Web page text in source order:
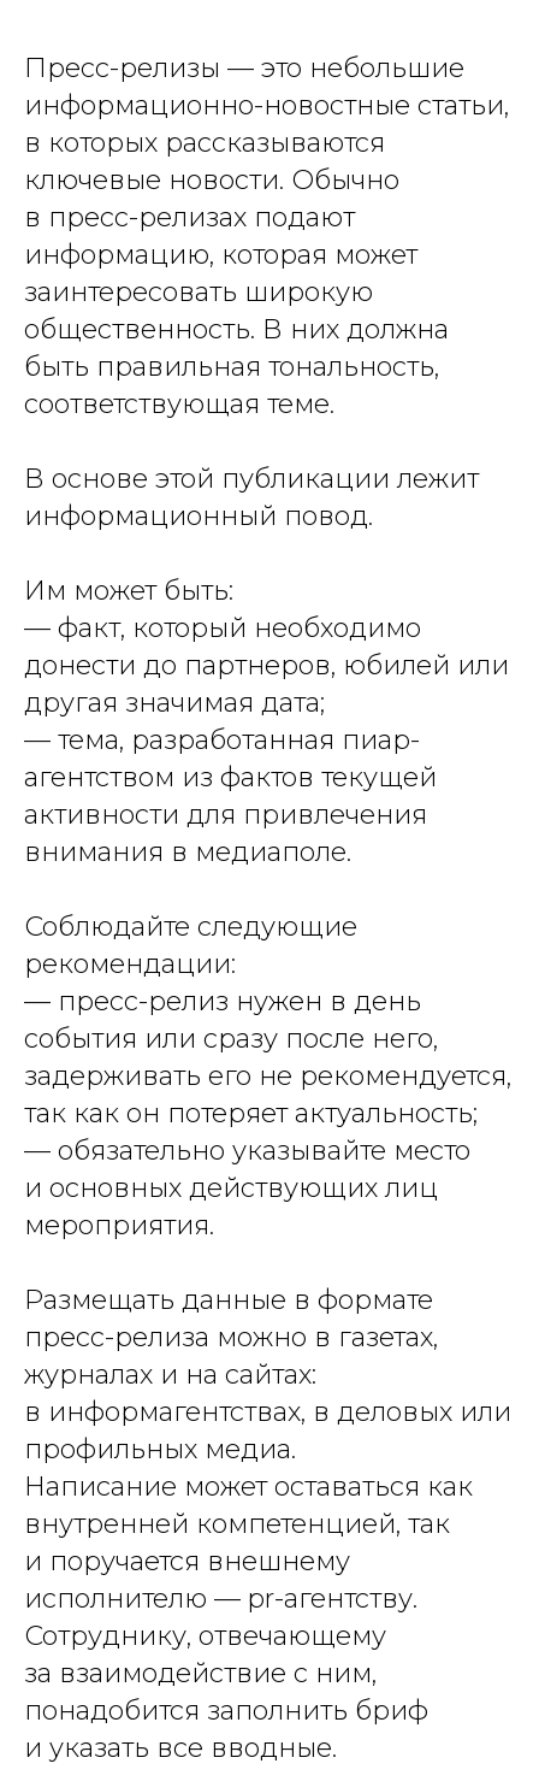
Пресс-релизы — это небольшие
информационно-новостные статьи,
в которых рассказываются
ключевые новости. Обычно
в пресс-релизах подают
информацию, которая может
заинтересовать широкую
общественность. В них должна
быть правильная тональность,
соответствующая теме.
В основе этой публикации лежит
информационный повод.
Им может быть:
— факт, который необходимо
донести до партнеров, юбилей или
другая значимая дата;
— тема, разработанная пиар-
агентством из фактов текущей
активности для привлечения
внимания в медиаполе.
Соблюдайте следующие
рекомендации:
— пресс-релиз нужен в день
события или сразу после него,
задерживать его не рекомендуется,
так как он потеряет актуальность;
— обязательно указывайте место
и основных действующих лиц
мероприятия.
Размещать данные в формате
пресс-релиза можно в газетах,
журналах и на сайтах:
в информагентствах, в деловых или
профильных медиа.
Написание может оставаться как
внутренней компетенцией, так
и поручается внешнему
исполнителю — pr-агентству.
Сотруднику, отвечающему
за взаимодействие с ним,
понадобится заполнить бриф
и указать все вводные.